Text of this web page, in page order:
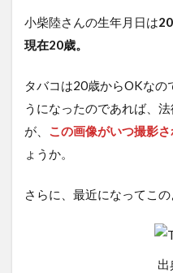
小柴陸さんの生年月日は
現在20歳。
タバコは20歳からOKなの
うになったのであれば、
が、 この画像がいつ撮影
ょうか。
さらに、最近になってこ
出